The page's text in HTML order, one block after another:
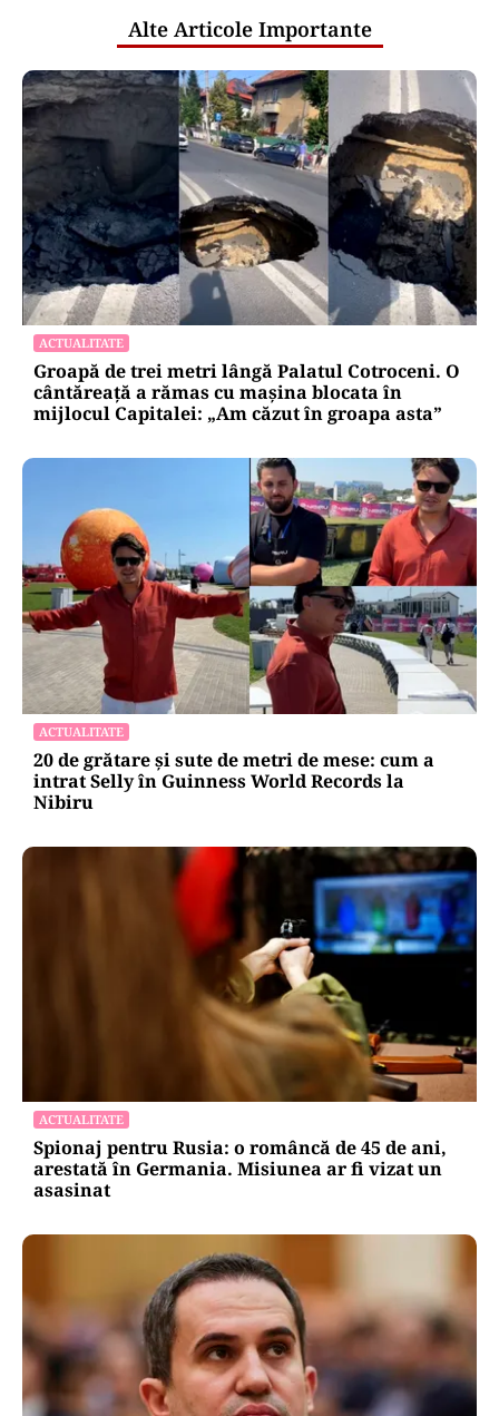
Alte Articole Importante
ACTUALITATE
Groapă de trei metri lângă Palatul Cotroceni. O
cântăreață a rămas cu mașina blocata în
mijlocul Capitalei: „Am căzut în groapa asta”
ACTUALITATE
20 de grătare și sute de metri de mese: cum a
intrat Selly în Guinness World Records la
Nibiru
ACTUALITATE
Spionaj pentru Rusia: o româncă de 45 de ani,
arestată în Germania. Misiunea ar fi vizat un
asasinat